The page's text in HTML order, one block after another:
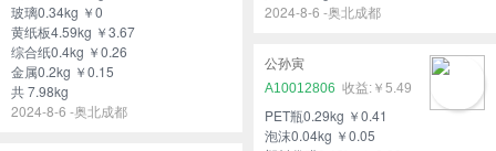
2024-8-6 -奥北成都
玻璃0.34kg ￥0
黄纸板4.59kg ￥3.67
综合纸0.4kg ￥0.26
金属0.2kg ￥0.15
共 7.98kg
2024-8-6 -奥北成都
公孙寅
A10012806
￥5.49
PET瓶0.29kg ￥0.41
泡沫0.04kg ￥0.05